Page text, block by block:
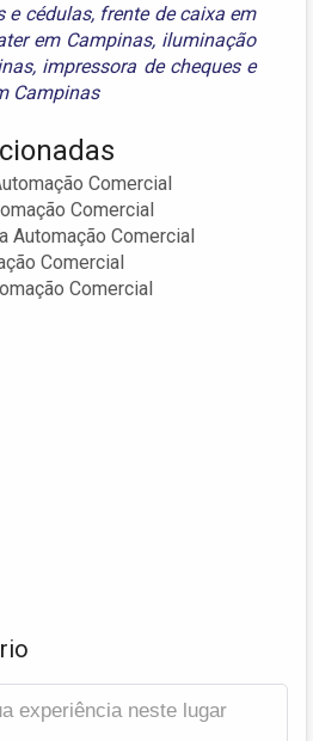
e cédulas, frente de caixa em
em Campinas, iluminação
, impressora de chequese
Campinas
Comercial
Comercial
Automação Comercial
Comercial
Comercial